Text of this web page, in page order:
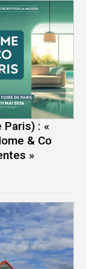
: «
& Co
»